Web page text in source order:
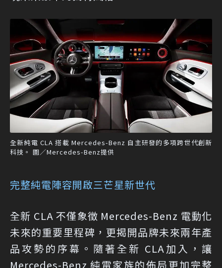
全新純電 CLA 搭載 Mercedes-Benz 自主研發的多項跨世代創新
科技。 圖／Mercedes-Benz提供
完整純電陣容開啟三芒星新世代
全新 CLA 不僅象徵 Mercedes-Benz 電動化
未來的重要里程碑，更揭開品牌未來兩年產
品攻勢的序幕。隨著全新 CLA加入，讓
Mercedes-Benz 純電家族的佈局更加完整